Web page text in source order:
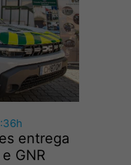
entrega
GNR